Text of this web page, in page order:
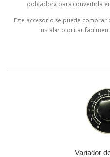
dobladora para convertirla
Este accesorio se puede comprar
instalar o quitar
Variador